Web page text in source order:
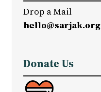
Drop a Mail
hello@sarjak.org
Donate Us